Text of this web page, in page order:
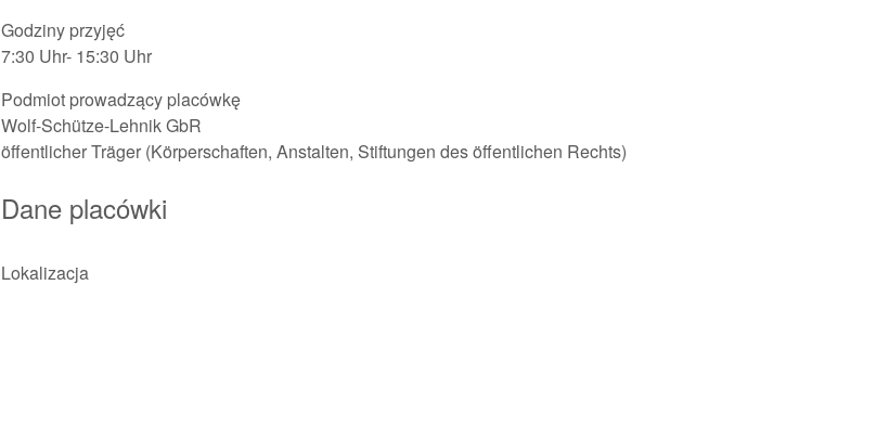
Godziny przyjęć
7:30 Uhr- 15:30 Uhr
Podmiot prowadzący placówkę
Wolf-Schütze-Lehnik GbR
öffentlicher Träger (Körperschaften, Anstalten, Stiftungen des öffentlichen Rechts)
Dane placówki
Lokalizacja